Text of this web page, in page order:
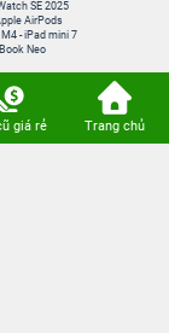
SE 2025
AirPods
M4 -iPad mini 7
Neo
giá rẻ Trang chủ